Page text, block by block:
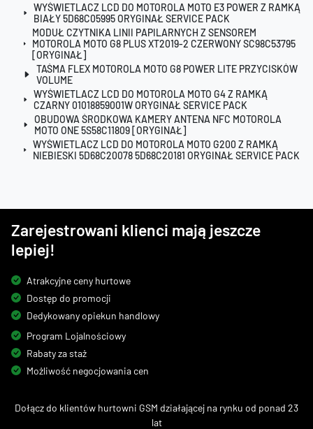
WYŚWIETLACZ LCD DO MOTOROLA MOTO E3 POWER Z RAMKĄ
BIAŁY 5D68C05995 ORYGINAŁ SERVICE PACK
MODUŁ CZYTNIKA LINII PAPILARNYCH Z SENSOREM
MOTOROLA MOTO G8 PLUS XT2019-2 CZERWONY SC98C53795
[ORYGINAŁ]
TAŚMA FLEX MOTOROLA MOTO G8 POWER LITE PRZYCISKÓW
VOLUME
WYŚWIETLACZ LCD DO MOTOROLA MOTO G4 Z RAMKĄ
CZARNY 01018859001W ORYGINAŁ SERVICE PACK
OBUDOWA ŚRODKOWA KAMERY ANTENA NFC MOTOROLA
MOTO ONE 5S58C11809 [ORYGINAŁ]
WYŚWIETLACZ LCD DO MOTOROLA MOTO G200 Z RAMKĄ
NIEBIESKI 5D68C20078 5D68C20181 ORYGINAŁ SERVICE PACK
Zarejestrowani klienci mają jeszcze
lepiej!
Atrakcyjne ceny hurtowe
Dostęp do promocji
Dedykowany opiekun handlowy
Program Lojalnościowy
Rabaty za staż
Możliwość negocjowania cen
Dołącz do klientów hurtowni GSM działającej na rynku od ponad 23
lat